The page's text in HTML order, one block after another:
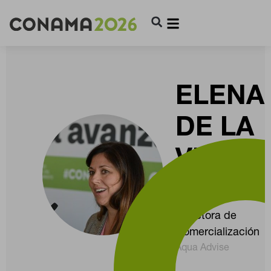
ELENA
DE LA
VIEJA
Directora de
Comercialización
Aqua Advise
CONFIGURACIÓN DE COOKIES